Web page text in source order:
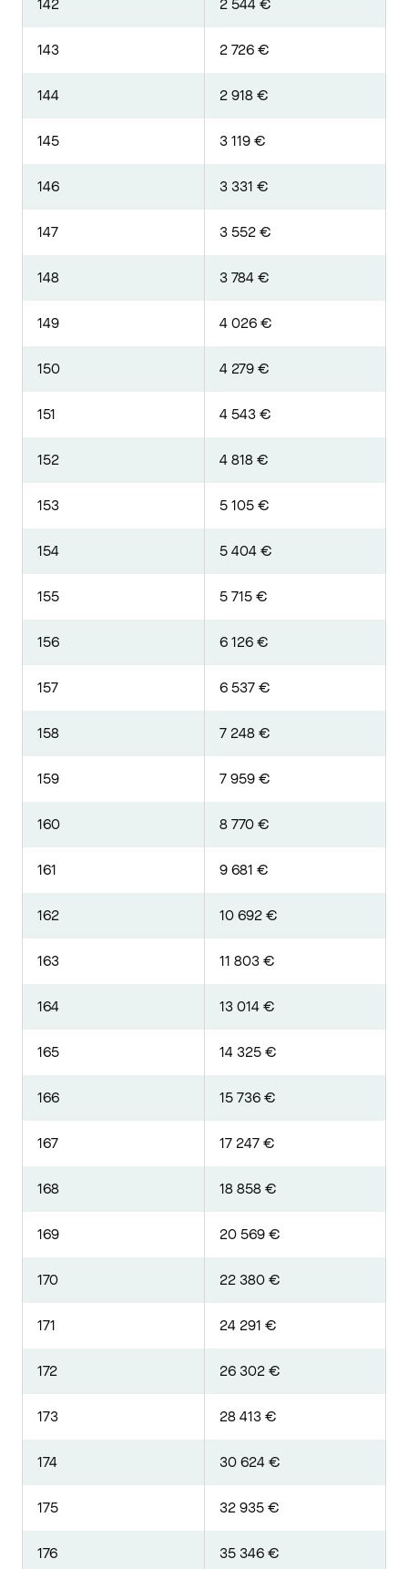
142 2 544 €
143 2 726 €
144 2 918 €
145 3 119 €
146 3 331 €
147 3 552 €
148 3 784 €
149 4 026 €
150 4 279 €
151 4 543 €
152 4 818 €
153 5 105 €
154 5 404 €
155 5 715 €
156 6 126 €
157 6 537 €
158 7 248 €
159 7 959 €
160 8 770 €
161 9 681 €
162 10 692 €
163 11 803 €
164 13 014 €
165 14 325 €
166 15 736 €
167 17 247 €
168 18 858 €
169 20 569 €
170 22 380 €
171 24 291 €
172 26 302 €
173 28 413 €
174 30 624 €
175 32 935 €
176 35 346 €